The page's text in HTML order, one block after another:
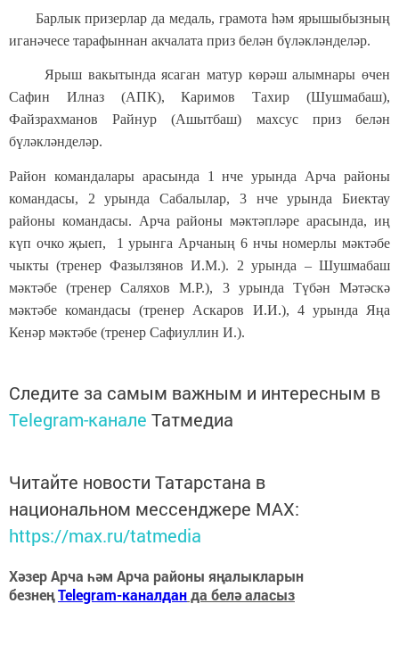
Барлык призерлар да медаль, грамота һәм ярышыбызның
иганәчесе тарафыннан акчалата приз белән бүләкләнделәр.
Ярыш вакытында ясаган матур көрәш алымнары өчен
Сафин Илназ (АПК), Каримов Тахир (Шушмабаш),
Файзрахманов Райнур (Ашытбаш) махсус приз белән
бүләкләнделәр.
Район командалары арасында 1 нче урында Арча районы
командасы, 2 урында Сабалылар, 3 нче урында Биектау
районы командасы. Арча районы мәктәпләре арасында, иң
күп очко җыеп, 1 урынга Арчаның 6 нчы номерлы мәктәбе
чыкты (тренер Фазылзянов И.М.). 2 урында – Шушмабаш
мәктәбе (тренер Саляхов М.Р.), 3 урында Түбән Мәтәскә
мәктәбе командасы (тренер Аскаров И.И.), 4 урында Яңа
Кенәр мәктәбе (тренер Сафиуллин И.).
Следите за самым важным и интересным в
Telegram-канале Татмедиа
Читайте новости Татарстана в
национальном мессенджере MАХ:
https://max.ru/tatmedia
Хәзер Арча һәм Арча районы яңалыкларын
безнеңTelegram-каналданда белә аласыз